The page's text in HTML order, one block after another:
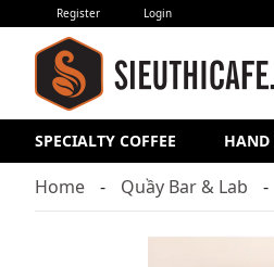
Register Login
SPECIALTY COFFEE HAND
Home Quầy Bar & Lab